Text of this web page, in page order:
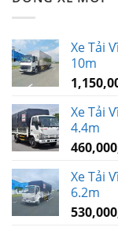
Xe Tải
10m
Xe Tải
4.4m
Xe Tải
6.2m